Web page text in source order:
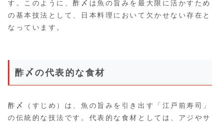
す。このように、酢〆は魚の旨みを最大限に活かすため
の基本技法として、日本料理において欠かせない存在と
なっています。
酢〆の代表的な食材
酢〆（すじめ）は、魚の旨みを引き出す「江戸前寿司」
の伝統的な技法です。代表的な食材としては、アジやサ